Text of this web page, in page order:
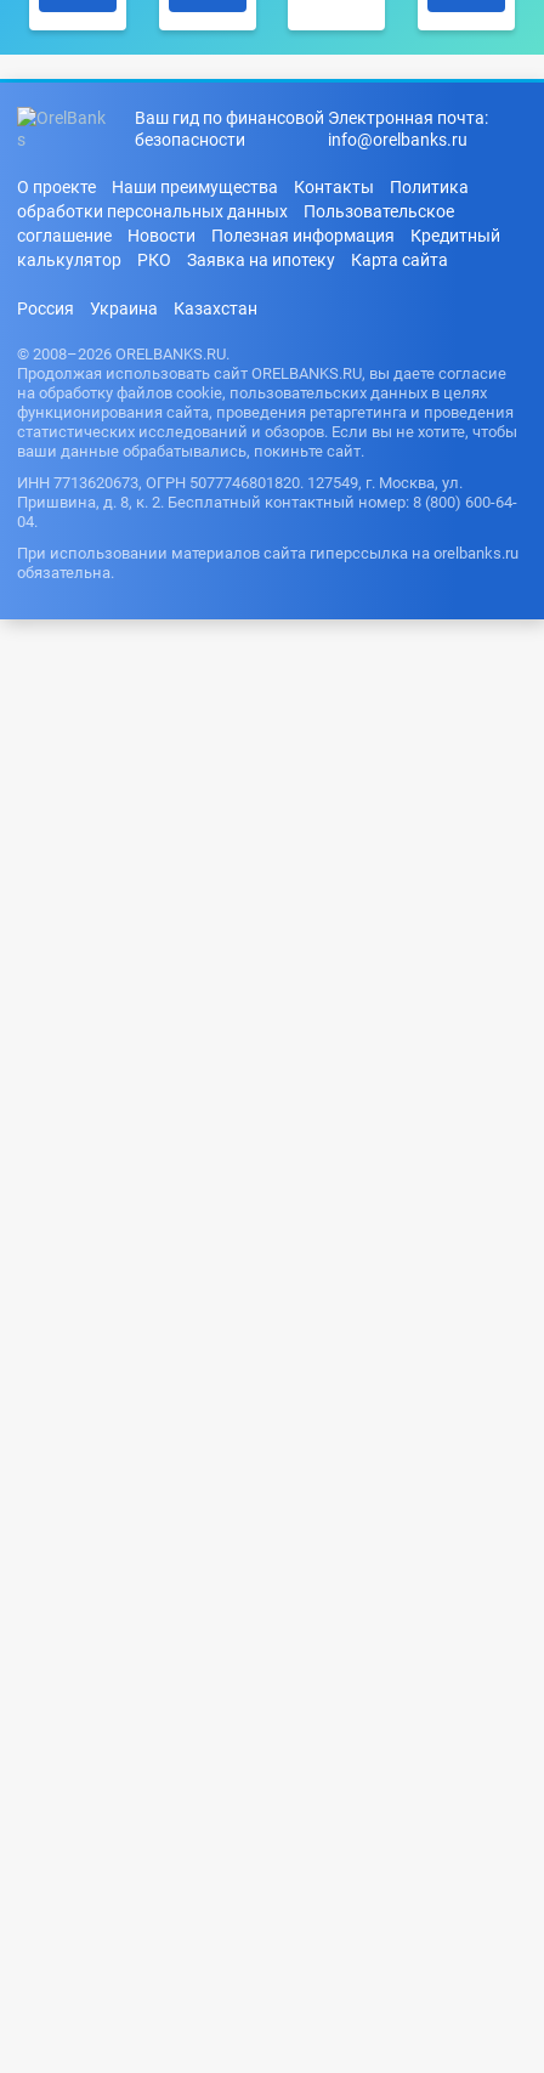
Ваш гид по финансовой
безопасности
Электронная почта:
info@orelbanks.ru
О проекте Наши преимущества Контакты
Политика
обработки персональных данных
Пользовательское
соглашение
Новости Полезная информация
Кредитный
калькулятор
РКО Заявка на ипотеку Карта сайта
Россия Украина Казахстан
© 2008–2026 ORELBANKS.RU.
Продолжая использовать сайт ORELBANKS.RU, вы даете согласие
на обработку файлов cookie, пользовательских данных в целях
функционирования сайта, проведения ретаргетинга и проведения
статистических исследований и обзоров. Если вы не хотите, чтобы
ваши данные обрабатывались, покиньте сайт.
ИНН 7713620673, ОГРН 5077746801820. 127549, г. Москва, ул.
Пришвина, д. 8, к. 2. Бесплатный контактный номер: 8 (800) 600-64-
04.
При использовании материалов сайта гиперссылка на orelbanks.ru
обязательна.